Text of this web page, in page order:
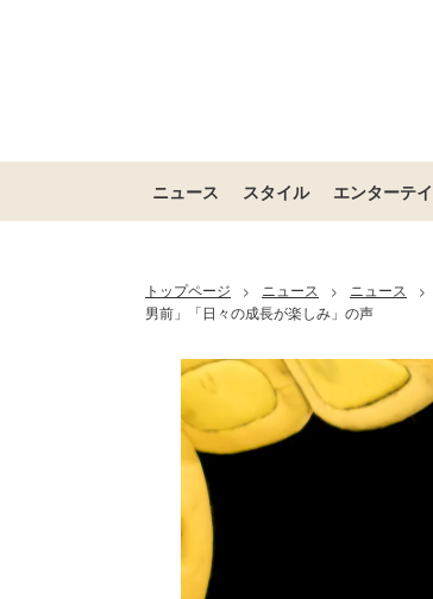
ニュース スタイル エンターテ
トップページ > ニュース > ニュース >
男前」「日々の成長が楽しみ」の声